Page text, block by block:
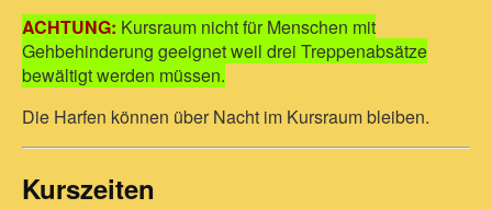
ACHTUNG: Kursraum nicht für Menschen mit
Gehbehinderung geeignet weil drei Treppenabsätze
bewältigt werden müssen.
Die Harfen können über Nacht im Kursraum bleiben.
Kurszeiten